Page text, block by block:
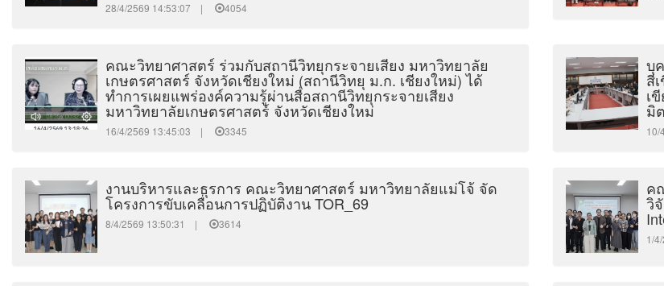
28/4/2569 14:53:07 | 4054
คณะวิทยาศาสตร์ ร่วมกับสถานีวิทยุกระจายเสียง มหาวิทยาลัย
เกษตรศาสตร์ จังหวัดเชียงใหม่ (สถานีวิทยุ ม.ก. เชียงใหม่) ได้
ทำการเผยแพร่องค์ความรู้ผ่านสื่อสถานีวิทยุกระจายเสียง
มหาวิทยาลัยเกษตรศาสตร์ จังหวัดเชียงใหม่
16/4/2569 13:45:03 | 3345
บุ
สี
เ
มิ
งานบริหารและธุรการ คณะวิทยาศาสตร์ มหาวิทยาลัยแม่โจ้ จัด
โครงการขับเคลื่อนการปฏิบัติงาน TOR_69
8/4/2569 13:50:31 | 3614
ค
วิ
1/